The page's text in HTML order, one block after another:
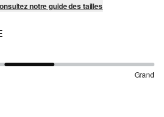
notre guide des tailles
Grand